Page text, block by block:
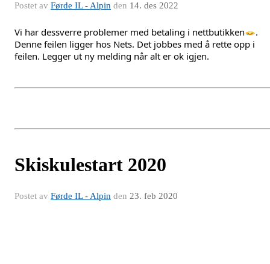
Postet av Førde IL - Alpin den 14. des 2022
Vi har dessverre problemer med betaling i nettbutikken
.
Denne feilen ligger hos Nets. Det jobbes med å rette opp i
feilen. Legger ut ny melding når alt er ok igjen.
Skiskulestart 2020
Postet av Førde IL - Alpin den 23. feb 2020